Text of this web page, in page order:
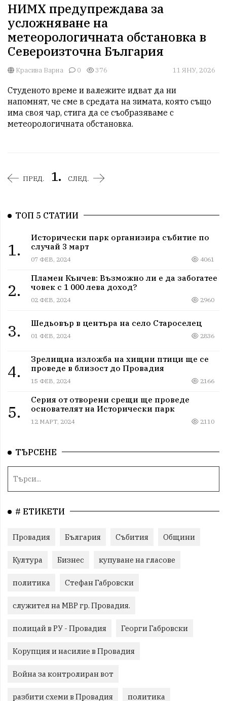
НИМХ предупреждава за
усложняване на
метеорологичната обстановка в
Североизточна България
Красива Варна 0 376 11 ЯНУ, 2026
Студеното време и валежите идват да ни
напомнят, че сме в средата на зимата, която също
има своя чар, стига да се съобразяваме с
метеорологичната обстановка.
ПРЕД. 1. СЛЕД.
ТОП 5 СТАТИИ
1.
Исторически парк организира събитие по
случай 3 март
07 ФЕВ, 2024 4061
2.
Пламен Кънчев: Възможно ли е да забогатее
човек с 1 000 лева доход?
02 ФЕВ, 2024 2960
3. Шедьовър в центъра на село Староселец
01 ФЕВ, 2024 2836
4.
Зрелищна изложба на хищни птици ще се
проведе в близост до Провадия
15 ФЕВ, 2024 2166
5.
Серия от отворени срещи ще проведе
основателят на Исторически парк
12 МАРТ, 2024 2110
ТЪРСЕНЕ
# ЕТИКЕТИ
Провадия България Събития Общини
Култура Бизнес купуване на гласове
политика Стефан Габровски
служител на МВР гр. Провадия.
полицай в РУ - Провадия Георги Габровски
Корупция и насилие в Провадия
Война за контролиран вот
разбити схеми в Провадия политика